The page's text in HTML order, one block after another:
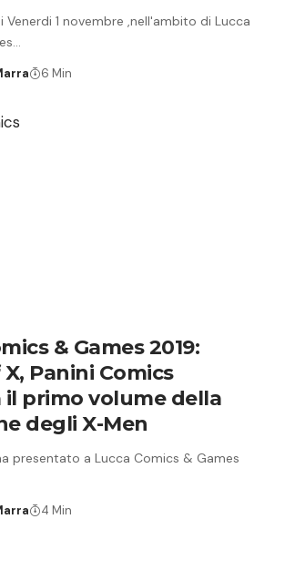
Venerdi 1 novembre ,nell'ambito di Lucca
6 Min
& Games 2019:
Panini Comics
il primo volume della
degli X-Men
presentato a Lucca Comics & Games
4 Min